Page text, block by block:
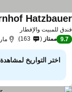
للمبيت والإفطار
9.7 ممتاز 163 ماريا الم,
اختر التواريخ